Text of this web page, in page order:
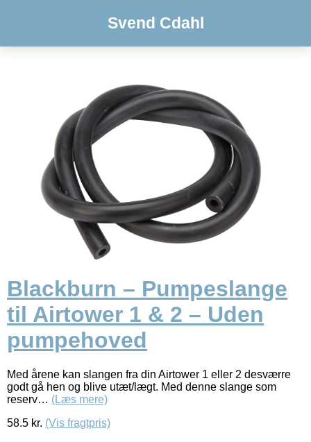
Svend Cdahl
Blackburn – Pumpeslange
til Airtower 1 & 2 – Uden
pumpehoved
Med årene kan slangen fra din Airtower 1 eller 2 desværre
godt gå hen og blive utæt/lægt. Med denne slange som
reserv… (Læs mere)
58.5 kr. (Vis fragtpris)